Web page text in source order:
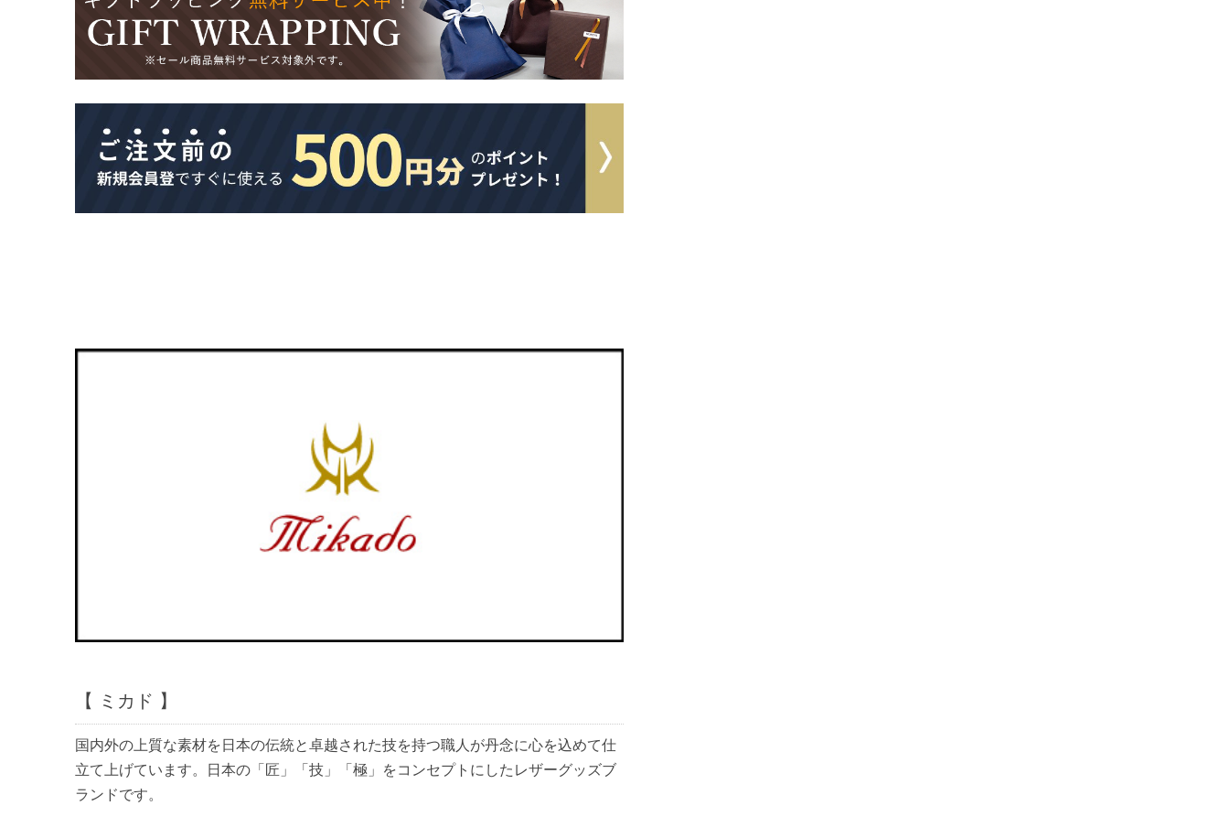
【 ミカド 】
国内外の上質な素材を日本の伝統と卓越された技を持つ職人が丹念に心を込めて仕
立て上げています。日本の「匠」「技」「極」をコンセプトにしたレザーグッズブ
ランドです。